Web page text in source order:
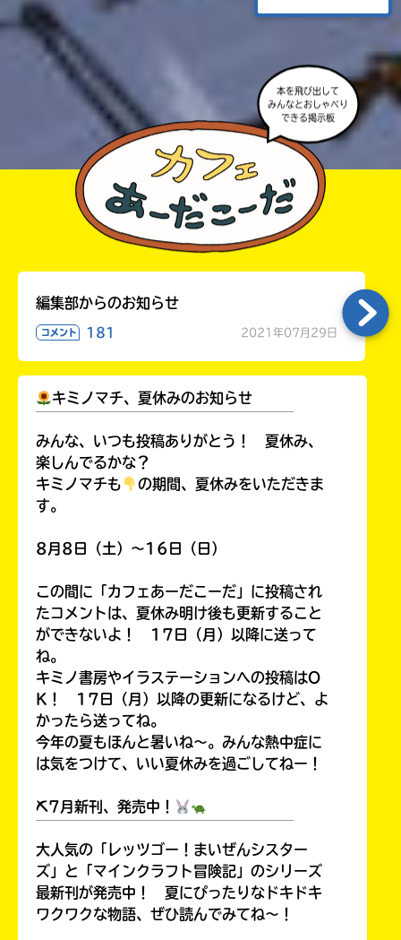
みんなとおしゃべり
できる掲示板
編集部からのお知らせ
コメント 181 2021年07月29日
キミノマチ、夏休みのお知らせ
みんな、いつも投稿ありがとう！ 夏休み、
楽しんでるかな？
キミノマチも
の期間、夏休みをいただきま
す。
8月8日（土）～16日（日）
この間に「カフェあーだこーだ」に投稿され
たコメントは、夏休み明け後も更新すること
ができないよ！ 17日（月）以降に送って
ね。
キミノ書房やイラステーションへの投稿はO
K！ 17日（月）以降の更新になるけど、よ
かったら送ってね。
今年の夏もほんと暑いね～。みんな熱中症に
は気をつけて、いい夏休みを過ごしてねー！
⛏7月新刊、発売中！
大人気の「レッツゴー！まいぜんシスター
ズ」と「マインクラフト冒険記」のシリーズ
最新刊が発売中！ 夏にぴったりなドキドキ
ワクワクな物語、ぜひ読んでみてね～！